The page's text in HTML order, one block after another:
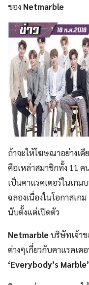
ของ Netmarble
ถ้าจะให้โฆษณาอย่างเดี
คือเหล่าสมาชิกทั้ง 11 ค
เป็นคาแรคเตอร์ในเก
ฉลองเนื่องในโอกาสเกม
นับตั้งแต่เปิดตัว
Netmarbleบริษัทเจ้าข
ต่างๆเกี่ยวกับคาแรคเต
‘Everybody’s Marble’